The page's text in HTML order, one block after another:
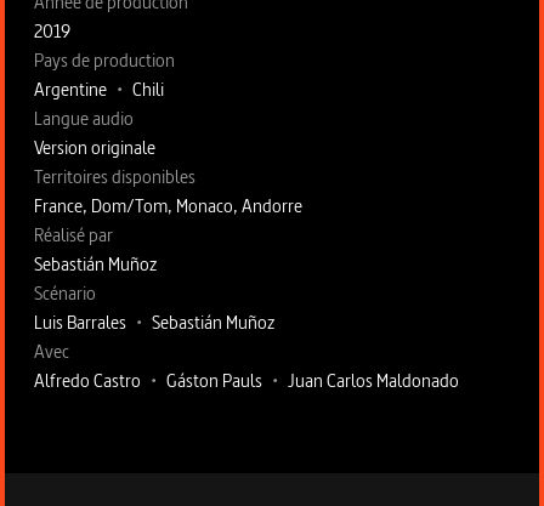
2019
Pays de production
Argentine • Chili
Langue audio
Version originale
Territoires disponibles
France, Dom/Tom, Monaco, Andorre
Fiche technique section droite
Réalisé par
Sebastián Muñoz
Scénario
Luis Barrales • Sebastián Muñoz
Avec
Alfredo Castro • Gáston Pauls • Juan Carlos Maldonado